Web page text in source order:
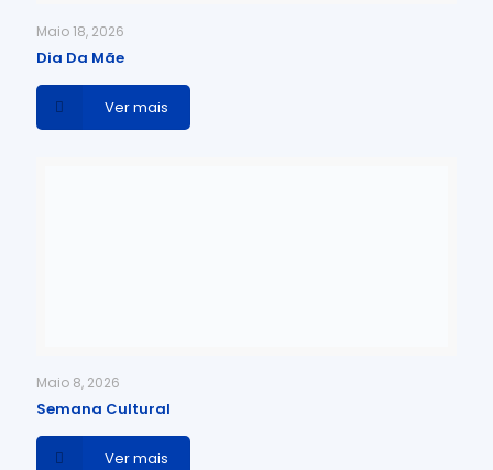
Maio 18, 2026
Dia Da Mãe
Ver mais
Maio 8, 2026
Semana Cultural
Ver mais